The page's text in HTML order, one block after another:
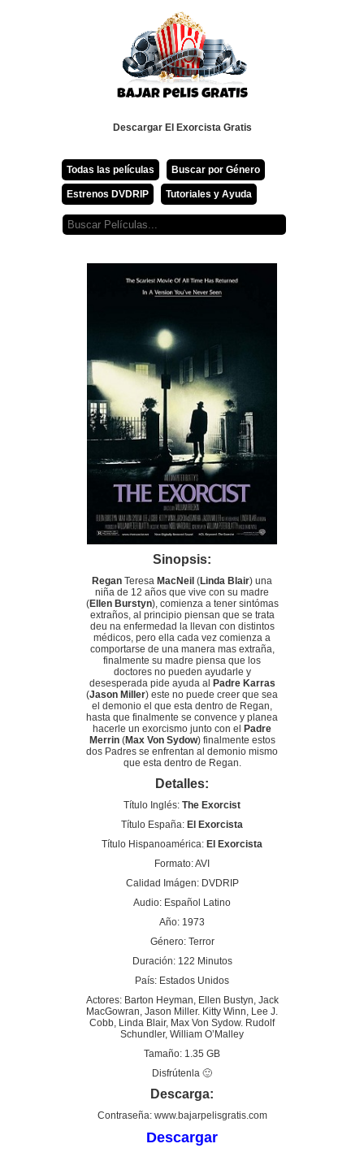
Descargar El Exorcista Gratis
Todas las películas Buscar por Género
Estrenos DVDRIP Tutoriales y Ayuda
Sinopsis:
Regan Teresa MacNeil (Linda Blair) una
niña de 12 años que vive con su madre
(Ellen Burstyn), comienza a tener sintómas
extraños, al principio piensan que se trata
deu na enfermedad la llevan con distintos
médicos, pero ella cada vez comienza a
comportarse de una manera mas extraña,
finalmente su madre piensa que los
doctores no pueden ayudarle y
desesperada pide ayuda al Padre Karras
(Jason Miller) este no puede creer que sea
el demonio el que esta dentro de Regan,
hasta que finalmente se convence y planea
hacerle un exorcismo junto con el
Padre
Merrin(Max Von Sydow) finalmente estos
dos Padres se enfrentan al demonio mismo
que esta dentro de Regan.
Detalles:
Título Inglés: The Exorcist
Título España: El Exorcista
Título Hispanoamérica: El Exorcista
Formato: AVI
Calidad Imágen: DVDRIP
Audio: Español Latino
Año: 1973
Género: Terror
Duración: 122 Minutos
País: Estados Unidos
Actores: Barton Heyman, Ellen Bustyn, Jack
MacGowran, Jason Miller. Kitty Winn, Lee J.
Cobb, Linda Blair, Max Von Sydow. Rudolf
Schundler, William O’Malley
Tamaño: 1.35 GB
Disfrútenla 🙂
Descarga:
Contraseña: www.bajarpelisgratis.com
Descargar